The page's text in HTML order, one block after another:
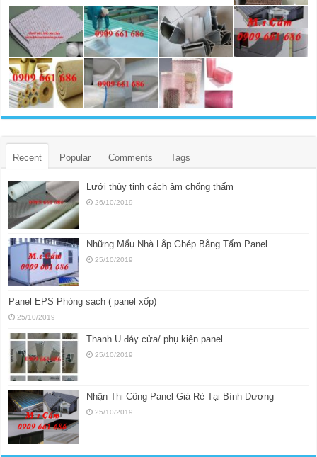
Recent Popular Comments Tags
Lưới thủy tinh cách âm chống thấm
26/10/2019
Những Mẩu Nhà Lắp Ghép Bằng Tấm Panel
25/10/2019
Panel EPS Phòng sạch ( panel xốp)
25/10/2019
Thanh U đáy cửa/ phụ kiện panel
25/10/2019
Nhận Thi Công Panel Giá Rẻ Tại Bình Dương
25/10/2019